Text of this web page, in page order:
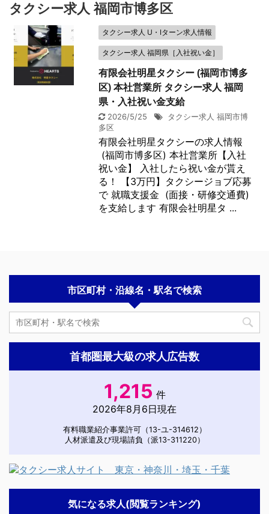
タクシー求人 福岡市博多区
タクシー求人 U・Iターン求人情報
タクシー求人 福岡県［入社祝い金］
有限会社明星タクシー (福岡市博多
区) 本社営業所 タクシー求人 福岡
県・入社祝い金支給
2026/5/25
タクシー求人 福岡市博
多区
有限会社明星タクシーの求人情報
(福岡市博多区) 本社営業所【入社
祝い金】 入社したら祝い金が貰え
る！ 【3万円】タクシージョブ応募
で 就職支援金 (面接・研修交通費)
を支給します 有限会社明星タ ...
市区町村・沿線名・駅名で検索
首都圏最大級の求人広告数
1,215 件
2026年8月6日現在
有料職業紹介事業許可（13-ユ-314612）
人材派遣及び現場請負（派13-311220）
気になる求人(閲覧ランキング)